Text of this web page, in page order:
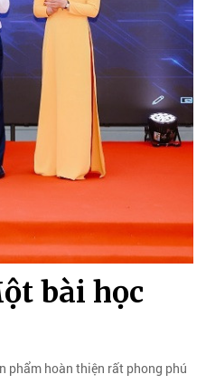
bài học
phẩm hoàn thiện rất phong phú